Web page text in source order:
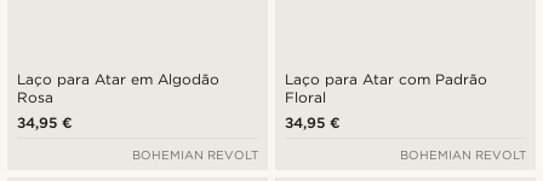
Laço para Atar em Algodão
Rosa
34,95 €
BOHEMIAN REVOLT
Laço para Atar com Padrão
Floral
34,95 €
BOHEMIAN REVOLT